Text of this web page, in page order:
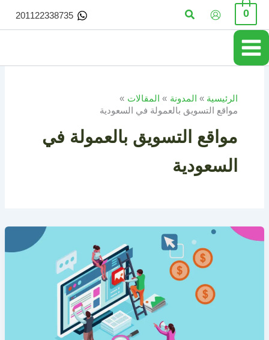
تخطي
المحتوى
0 البحث 201122338735
الرئيسية المدونة
المقالات
مواقع التسويق بالعمولة في السعودية
مواقع التسويق بالعمولة في
السعودية